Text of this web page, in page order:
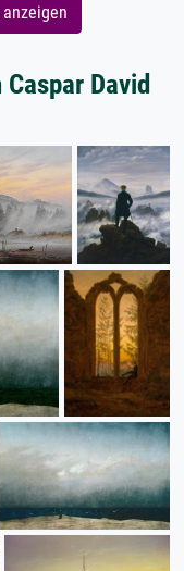
David